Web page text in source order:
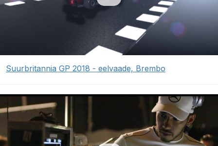
Suurbritannia GP 2018 - eelvaade, Brembo